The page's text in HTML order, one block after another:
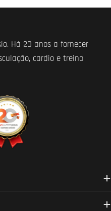
Há 20 anos a fornecer
cardio e treino